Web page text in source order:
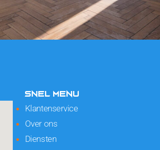
SNEL MENU
Klantenservice
Over ons
Diensten